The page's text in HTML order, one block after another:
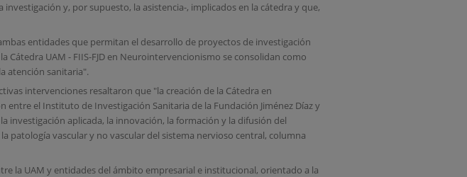
y, por supuesto, la asistencia-, implicados en la cátedra y que,
entidades que permitan el desarrollo de proyectos de investigación
UAM - FIIS-FJD en Neurointervencionismo se consolidan como
atención sanitaria".
intervenciones resaltaron que "la creación de la Cátedra en
el Instituto de Investigación Sanitaria de la Fundación Jiménez Díaz y
aplicada, la innovación, la formación y la difusión del
patología vascular y no vascular del sistema nervioso central, columna
la UAM y entidades del ámbito empresarial e institucional, orientado a la